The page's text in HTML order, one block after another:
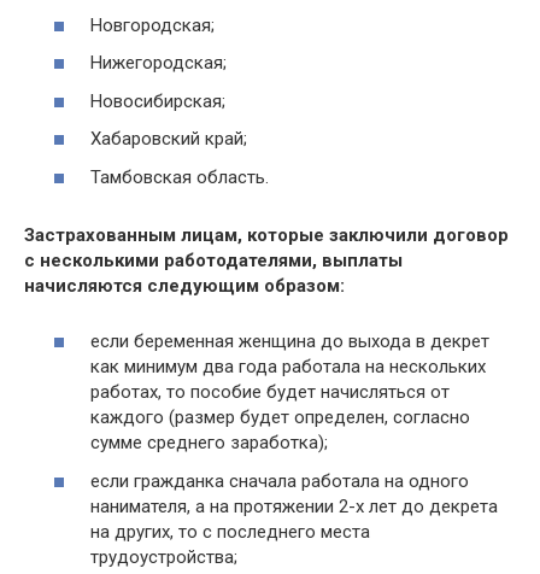
Новгородская;
Нижегородская;
Новосибирская;
Хабаровский край;
Тамбовская область.
Застрахованным лицам, которые заключили договор
с несколькими работодателями, выплаты
начисляются следующим образом:
если беременная женщина до выхода в декрет
как минимум два года работала на нескольких
работах, то пособие будет начисляться от
каждого (размер будет определен, согласно
сумме среднего заработка);
если гражданка сначала работала на одного
нанимателя, а на протяжении 2-х лет до декрета
на других, то с последнего места
трудоустройства;